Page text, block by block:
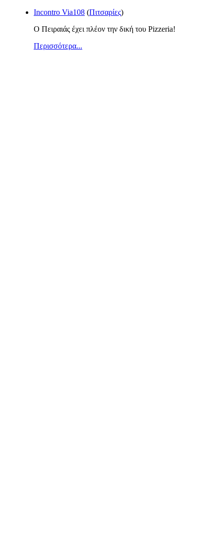
Incontro Via108 (Πιτσαρίες)
Ο Πειραιάς έχει πλέον την δική του Pizzeria!
Περισσότερα...